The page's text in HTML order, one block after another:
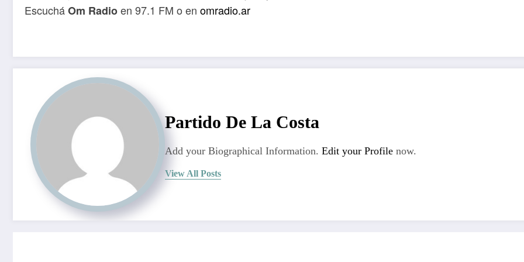
EscucháOm Radioen 97.1 FM o en omradio.ar
Partido De La Costa
Add your Biographical Information. Edit your Profile now.
View All Posts